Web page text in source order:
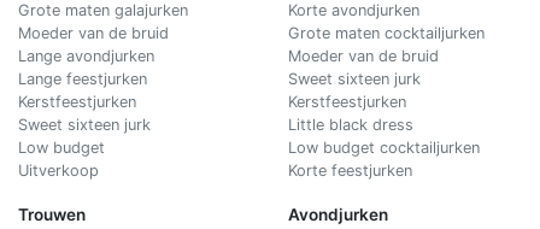
Grote maten galajurken
Moeder van de bruid
Lange avondjurken
Lange feestjurken
Kerstfeestjurken
Sweet sixteen jurk
Low budget
Uitverkoop
Trouwen
Korte avondjurken
Grote maten cocktailjurken
Moeder van de bruid
Sweet sixteen jurk
Kerstfeestjurken
Little black dress
Low budget cocktailjurken
Korte feestjurken
Avondjurken